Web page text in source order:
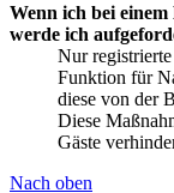
Wenn ich bei
werde ich
Nur
Funktion für
diese von der
Diese
Gäste
Nach oben